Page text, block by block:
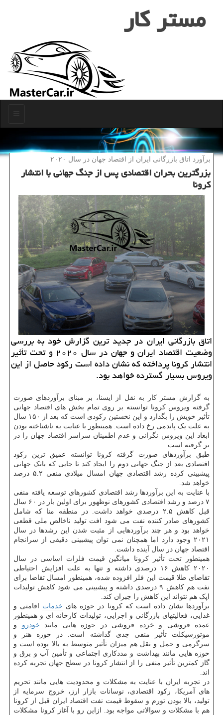
مستر كار
برآورد اتاق بازرگانی ایران از اقتصاد جهان در سال ۲۰۲۰
بزرگترین بحران اقتصادی پس از جنگ جهانی با انتشار
كرونا
اتاق بازرگانی ایران در جدید ترین گزارش خود به بررسی
وضعیت اقتصاد ایران و جهان در سال ۲۰۲۰ و تحت تأثیر
انتشار كرونا پرداخته كه نشان داده است ركود حاصل از این
ویروس بسیار گسترده خواهد بود.
به گزارش مستر کار به نقل از ایسنا، بر مبنای برآوردهای صورت
گرفته ویروس کرونا توانسته بر روی تمام بخش های اقتصاد جهانی
تأثیر خویش را بگذارد و این نخستین رکودی است که بعد از ۱۵۰ سال
به علت یک پاندمی رخ داده است. همینطور با عنایت به ناشناخته بودن
ابعاد این ویروس نگرانی و عدم اطمینان سراسر اقتصاد جهان را در
بر گرفته است.
طبق برآوردهای صورت گرفته کرونا توانسته عمیق ترین رکود
اقتصادی بعد از جنگ جهانی دوم را ایجاد کند تا جایی که بانک جهانی
پیشبینی کرده رشد اقتصادی جهان امسال میلادی منفی ۵.۲ درصد
خواهد شد.
با عنایت به این برآوردها رشد اقتصادی کشورهای توسعه یافته منفی
۷ درصد و رشد اقتصادی کشورهای نوظهور برای اولین بار در ۶۰ سال
قبل کاهش ۲.۵ درصدی خواهد داشت. در منطقه منا که شامل
کشورهای صادر کننده نفت می شود افت تولید ناخالص ملی قطعی
خواهد بود و هر چند برآوردهایی از مثبت شدن این رشدها در سال
۲۰۲۱ وجود دارد اما همچنان نمی توان پیشبینی دقیقی از سرانجام
اقتصاد جهان در سال آینده داشت.
همینطور تحت تأثیر کرونا میانگین قیمت فلزات اساسی در سال
۲۰۲۰ کاهش ۱۶ درصدی داشته و تنها به علت افزایش احتیاطی
تقاضای طلا قیمت این فلز افزوده شده، همینطور امسال تقاضا برای
نفت هم کاهش ۹ درصدی داشته و پیشبینی می شود کاهش تولیدات
اپک هم نتواند این کاهش را جبران کند.
برآوردها نشان داده است که کرونا در حوزه های خدمات اقامتی و
غذایی، فعالیتهای بازرگانی و اجرایی، تولیدات کارخانه ای و همینطور
عمده فروشی و خرده فروشی در حوزه هایی مانند خودرو و
موتورسیکلت تأثیر منفی جدی گذاشته است. در حوزه هنر و
سرگرمی و حمل و نقل هم میزان تأثیر متوسط به بالا بوده است و
حوزه هایی مانند بهداشت و مددکاری اجتماعی و تأمین آب و برق و
گاز کمترین تأثیر منفی را از انتشار کرونا در سطح جهان تجربه کرده
اند.
در تجربه ایران با عنایت به مشکلات و محدودیت هایی مانند تحریم
های آمریکا، رکود اقتصادی، نوسانات بازار ارز، خروج سرمایه از
تولید، بالا بودن تورم و سقوط قیمت نفت اقتصاد ایران قبل از کرونا
هم با مشکلات و سوالاتی مواجه بود. ازاین رو با آغاز کرونا مشکلات